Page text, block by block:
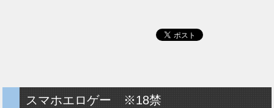
スマホエロゲー ※18禁